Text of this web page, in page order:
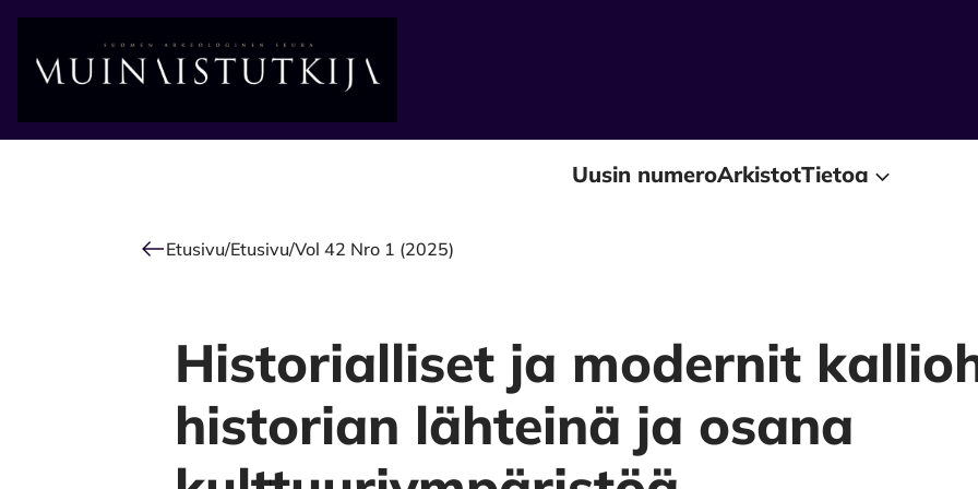
Alkuun
Uusin numeroArkistotTietoa
Etusivu/Etusivu/Vol 42 Nro 1 (2025)
Historialliset ja modernit
historian lähteinä ja osana